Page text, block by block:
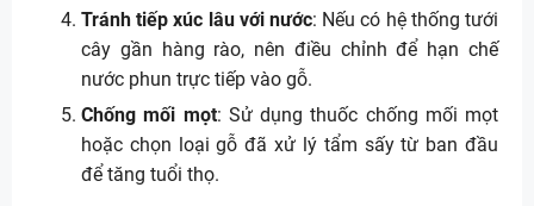
Tránh tiếp xúc lâu với nước: Nếu có hệ thống tưới
cây gần hàng rào, nên điều chỉnh để hạn chế
nước phun trực tiếp vào gỗ.
Chống mối mọt: Sử dụng thuốc chống mối mọt
hoặc chọn loại gỗ đã xử lý tẩm sấy từ ban đầu
để tăng tuổi thọ.